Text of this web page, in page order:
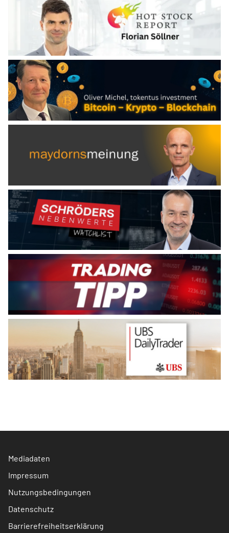
Mediadaten
Impressum
Nutzungsbedingungen
Datenschutz
Barrierefreiheitserklärung